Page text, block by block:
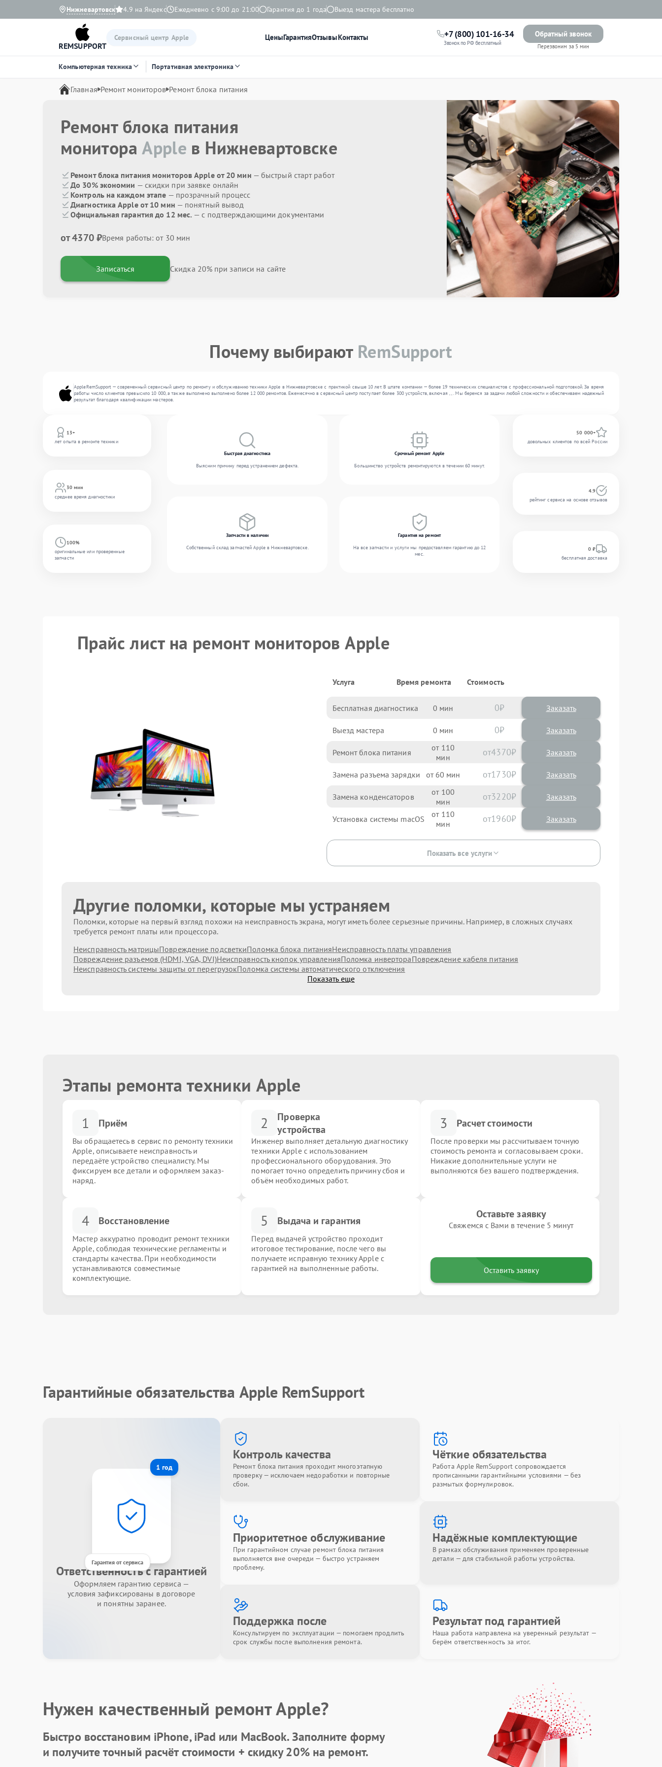
Нижневартовск 4.9 на Яндекс Ежедневно с 9:00 до 21:00 Гарантия до 1 года Выезд мастера бесплатно
REMSUPPORT
Сервисный центр Apple ЦеныГарантияОтзывыКонтакты +7 (800) 101-16-34
Звонок по РФ бесплатный
Обратный звонок
Перезвоним за 5 мин
Компьютерная техника Портативная электроника
Главная Ремонт мониторов Ремонт блока питания
Ремонт блока питания
монитораApple в Нижневартовске
Ремонт блока питания мониторов Apple от 20 мин — быстрый старт работ
До 30% экономии — скидки при заявке онлайн
Контроль на каждом этапе — прозрачный процесс
Диагностика Apple от 10 мин — понятный вывод
Официальная гарантия до 12 мес. — с подтверждающими документами
от 4370 ₽Время работы: от 30 мин
Записаться Скидка 20% при записи на сайте
Почему выбирают RemSupport
AppleRemSupport — современный сервисный центр по ремонту и обслуживанию техники Apple в Нижневартовске с практикой свыше 10 лет. В штате компании — более 19 технических специалистов с профессиональной подготовкой. За время
работы число клиентов превысило 10 000, а также выполнено выполнено более 12 000 ремонтов. Ежемесячно в сервисный центр поступает более 300 устройств, включая , , . Мы беремся за задачи любой сложности и обеспечиваем надежный
результат благодаря квалификации мастеров.
13+
лет опыта в ремонте техники
30 мин
среднее время диагностики
100%
оригинальные или проверенные
запчасти
Быстрая диагностика
Выясним причину перед устранением дефекта.
Срочный ремонт Apple
Большинство устройств ремонтируются в течении 60 минут.
Запчасти в наличии
Собственный склад запчастей Apple в Нижневартовске.
Гарантия на ремонт
На все запчасти и услуги мы предоставляем гарантию до 12
мес.
50 000+
довольных клиентов по всей России
4.9
рейтинг сервиса на основе отзывов
0 ₽
бесплатная доставка
Прайс лист на ремонт мониторов Apple
Услуга Время ремонта Стоимость
Бесплатная диагностика 0 0 Заказать
Выезд мастера 0 0 Заказать
Ремонт блока питания 110 4370
Замена разъема зарядки 60 1730
Замена конденсаторов 100 3220
Установка системы macOS 110 1960
Показать все услуги
Другие поломки, которые мы устраняем
Поломки, которые на первый взгляд похожи на неисправность экрана, могут иметь более серьезные причины. Например, в сложных случаях
требуется ремонт платы или процессора.
Неисправность матрицыПовреждение подсветкиПоломка блока питанияНеисправность платы управления
Повреждение разъемов (HDMI, VGA, DVI)Неисправность кнопок управленияПоломка инвертораПовреждение кабеля питания
Неисправность системы защиты от перегрузокПоломка системы автоматического отключения
Показать еще
Этапы ремонта техники Apple
1 Приём
Вы обращаетесь в сервис по ремонту техники
Apple, описываете неисправность и
передаёте устройство специалисту. Мы
фиксируем все детали и оформляем заказ-
наряд.
2
Проверка
устройства
Инженер выполняет детальную диагностику
техники Apple с использованием
профессионального оборудования. Это
помогает точно определить причину сбоя и
объём необходимых работ.
3 Расчет стоимости
После проверки мы рассчитываем точную
стоимость ремонта и согласовываем сроки.
Никакие дополнительные услуги не
выполняются без вашего подтверждения.
4 Восстановление
Мастер аккуратно проводит ремонт техники
Apple, соблюдая технические регламенты и
стандарты качества. При необходимости
устанавливаются совместимые
комплектующие.
5 Выдача и гарантия
Перед выдачей устройство проходит
итоговое тестирование, после чего вы
получаете исправную технику Apple с
гарантией на выполненные работы.
Оставьте заявку
Свяжемся с Вами в течение 5 минут
Оставить заявку
Гарантийные обязательства Apple RemSupport
1 год
Гарантия от сервиса
Ответственность с гарантией
Оформляем гарантию сервиса —
условия зафиксированы в договоре
и понятны заранее.
Контроль качества
Ремонт блока питания проходит многоэтапную
проверку — исключаем недоработки и повторные
сбои.
Чёткие обязательства
Работа Apple RemSupport сопровождается
прописанными гарантийными условиями — без
размытых формулировок.
Приоритетное обслуживание
При гарантийном случае ремонт блока питания
выполняется вне очереди — быстро устраняем
проблему.
Надёжные комплектующие
В рамках обслуживания применяем проверенные
детали — для стабильной работы устройства.
Поддержка после
Консультируем по эксплуатации — помогаем продлить
срок службы после выполнения ремонта.
Результат под гарантией
Наша работа направлена на уверенный результат —
берём ответственность за итог.
Нужен качественный ремонт Apple?
Быстро восстановим iPhone, iPad или MacBook.Заполните форму
и получите точный расчёт стоимости + скидку 20%на ремонт.